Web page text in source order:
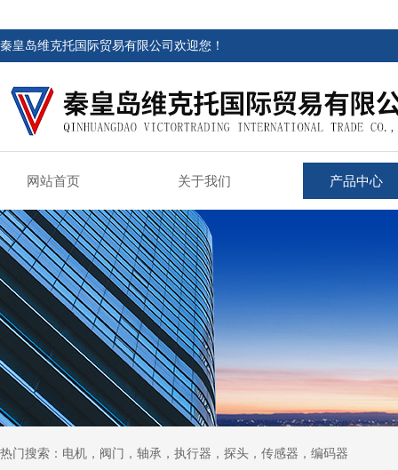
秦皇岛维克托国际贸易有限公司欢迎您！
网站首页 关于我们 产品中心
热门搜索：电机，阀门，轴承，执行器，探头，传感器，编码器